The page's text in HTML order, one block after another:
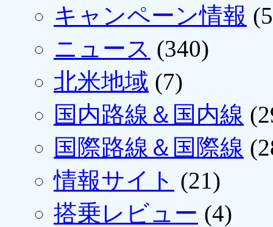
キャンペーン情報
ニュース (340)
北米地域 (7)
国内路線＆国内線
国際路線＆国際線
情報サイト (21)
搭乗レビュー (4)